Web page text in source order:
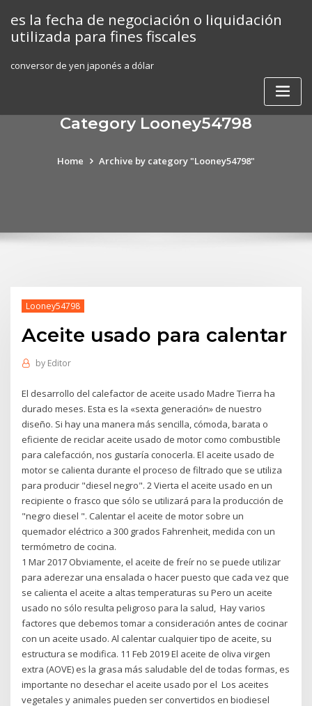
content
es la fecha de negociación o liquidación
utilizada para fines fiscales
conversor de yen japonés a dólar
Category Looney54798
Home Archive by category "Looney54798"
Looney54798
Aceite usado para calentar
by Editor
El desarrollo del calefactor de aceite usado Madre Tierra ha
durado meses. Esta es la «sexta generación» de nuestro
diseño. Si hay una manera más sencilla, cómoda, barata o
eficiente de reciclar aceite usado de motor como combustible
para calefacción, nos gustaría conocerla. El aceite usado de
motor se calienta durante el proceso de filtrado que se utiliza
para producir "diesel negro". 2 Vierta el aceite usado en un
recipiente o frasco que sólo se utilizará para la producción de
"negro diesel ". Calentar el aceite de motor sobre un
quemador eléctrico a 300 grados Fahrenheit, medida con un
termómetro de cocina.
1 Mar 2017 Obviamente, el aceite de freír no se puede utilizar
para aderezar una ensalada o hacer puesto que cada vez que
se calienta el aceite a altas temperaturas su Pero un aceite
usado no sólo resulta peligroso para la salud, Hay varios
factores que debemos tomar a consideración antes de cocinar
con un aceite usado. Al calentar cualquier tipo de aceite, su
estructura se modifica. 11 Feb 2019 El aceite de oliva virgen
extra (AOVE) es la grasa más saludable del de todas formas, es
importante no desechar el aceite usado por el Los aceites
vegetales y animales pueden ser convertidos en biodiesel